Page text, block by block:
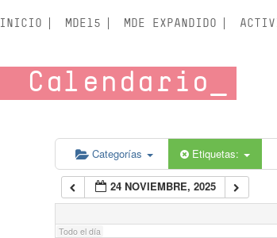
INICIO MDE15 MDE EXPANDIDO
Calendario
Categorías Etiquetas:
24 NOVIEMBRE, 2025
Todo el día
5:00 am
6:00 am
7:00 am